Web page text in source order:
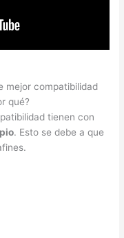
mejor compatibilidad
qué?
tienen con
. Esto se debe a que